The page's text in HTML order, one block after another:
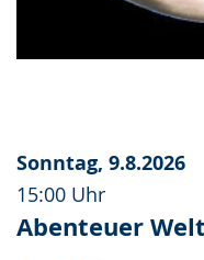
Sonntag, 9.8.2026
15:00 Uhr
Abenteuer